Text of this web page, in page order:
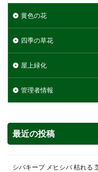
黄色の花
四季の草花
屋上緑化
管理者情報
最近の投稿
シバキープ メヒシバ 枯れる